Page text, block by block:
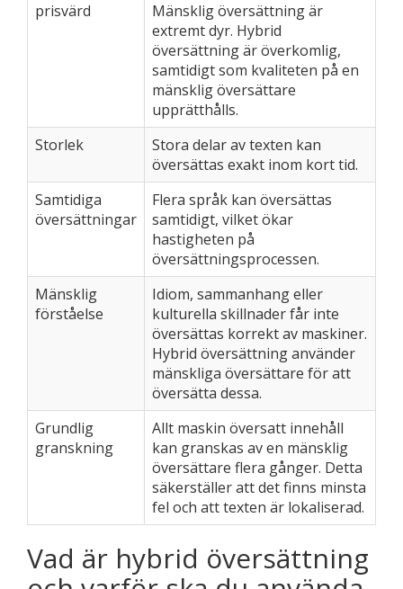
prisvärd
Mänsklig översättning är
extremt dyr. Hybrid
översättning är överkomlig,
samtidigt som kvaliteten på en
mänsklig översättare
upprätthålls.
Storlek
Stora delar av texten kan
översättas exakt inom kort tid.
Samtidiga
översättningar
Flera språk kan översättas
samtidigt, vilket ökar
hastigheten på
översättningsprocessen.
Mänsklig
förståelse
Idiom, sammanhang eller
kulturella skillnader får inte
översättas korrekt av maskiner.
Hybrid översättning använder
mänskliga översättare för att
översätta dessa.
Grundlig
granskning
Allt maskin översatt innehåll
kan granskas av en mänsklig
översättare flera gånger. Detta
säkerställer att det finns minsta
fel och att texten är lokaliserad.
Vad är hybrid översättning